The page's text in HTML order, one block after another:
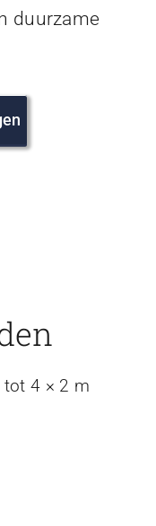
duurzame
4 × 2 m